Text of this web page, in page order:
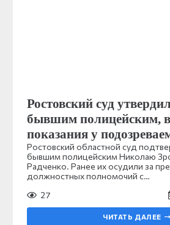
Ростовский суд
бывшим полицейским,
показания у
Ростовский областной суд
бывшим полицейским Николаю
Радченко. Ранее их осудили за
должностных полномочий с…
27
ЧИТАТЬ ДАЛЕЕ